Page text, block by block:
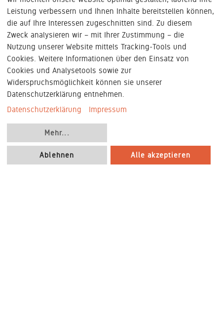
Leistung verbessern und Ihnen Inhalte bereitstellen können,
die auf Ihre Interessen zugeschnitten sind. Zu diesem
Zweck analysieren wir – mit Ihrer Zustimmung – die
Nutzung unserer Website mittels Tracking-Tools und
Cookies. Weitere Informationen über den Einsatz von
Cookies und Analysetools sowie zur
Widerspruchsmöglichkeit können sie unserer
Datenschutzerklärung entnehmen.
Datenschutzerklärung
Impressum
Mehr...
Ablehnen Alle akzeptieren